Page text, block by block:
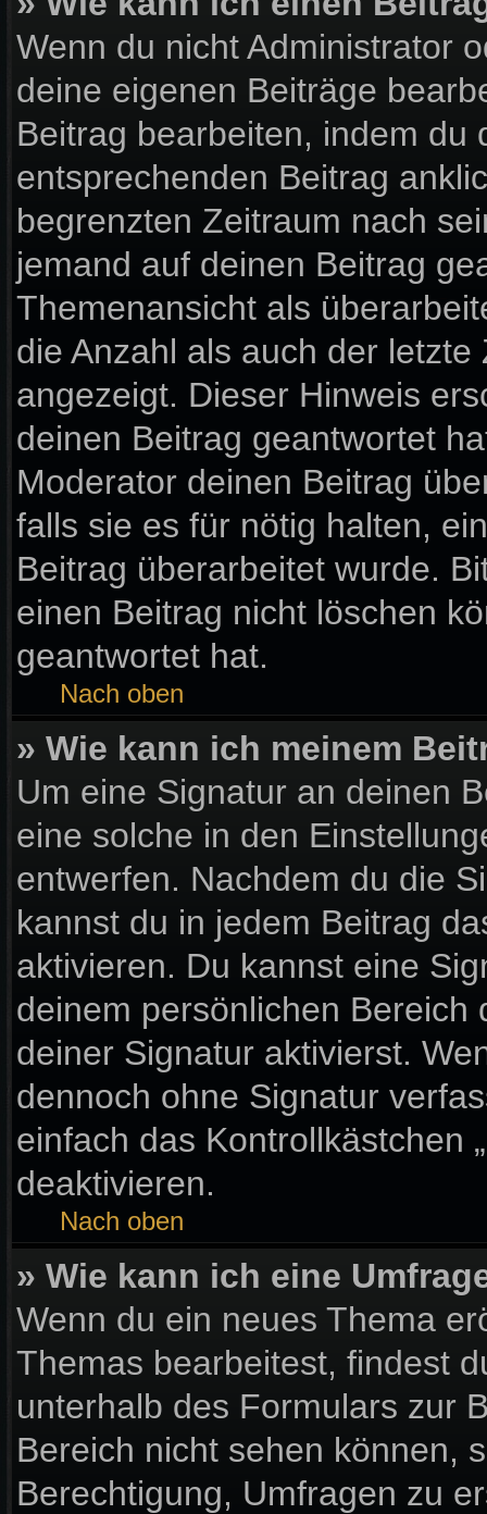
Wenn du nicht Administrator
deine eigenen Beiträge
Beitrag bearbeiten, indem du
entsprechenden Beitrag
begrenzten Zeitraum nach
jemand auf deinen Beitrag
Themenansicht als
die Anzahl als auch der
angezeigt. Dieser Hinweis
deinen Beitrag geantwortet
Moderator deinen Beitrag
falls sie es für nötig halten,
Beitrag überarbeitet wurde.
einen Beitrag nicht löschen
geantwortet hat.
Nach oben
» Wie kann ich meinem
Um eine Signatur an deinen
eine solche in den
entwerfen. Nachdem du die
kannst du in jedem Beitrag
aktivieren. Du kannst eine
deinem persönlichen
deiner Signatur aktivierst.
dennoch ohne Signatur
einfach das Kontrollkästchen
deaktivieren.
Nach oben
» Wie kann ich eine
Wenn du ein neues Thema
Themas bearbeitest, findest
unterhalb des Formulars zur
Bereich nicht sehen können,
Berechtigung, Umfragen zu